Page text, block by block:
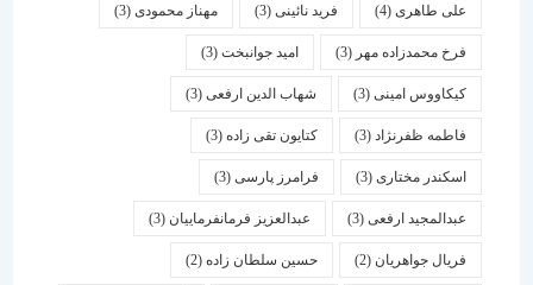
علی طاهری(4) فرید نائینی(3) مهناز محمودی(3)
فرخ محمدزاده مهر(3) امید جوانبخت(3)
کیکاووس امینی(3) شهاب الدین ارفعی(3)
فاطمه ظفرنژاد(3) کتایون تقی زاده(3)
اسكندر مختاری (3) فرامرز پارسی(3)
عبدالمجید ارفعی(3) عبدالعزیز فرمانفرماییان(3)
فریال جواهریان(2) حسین سلطان زاده(2)